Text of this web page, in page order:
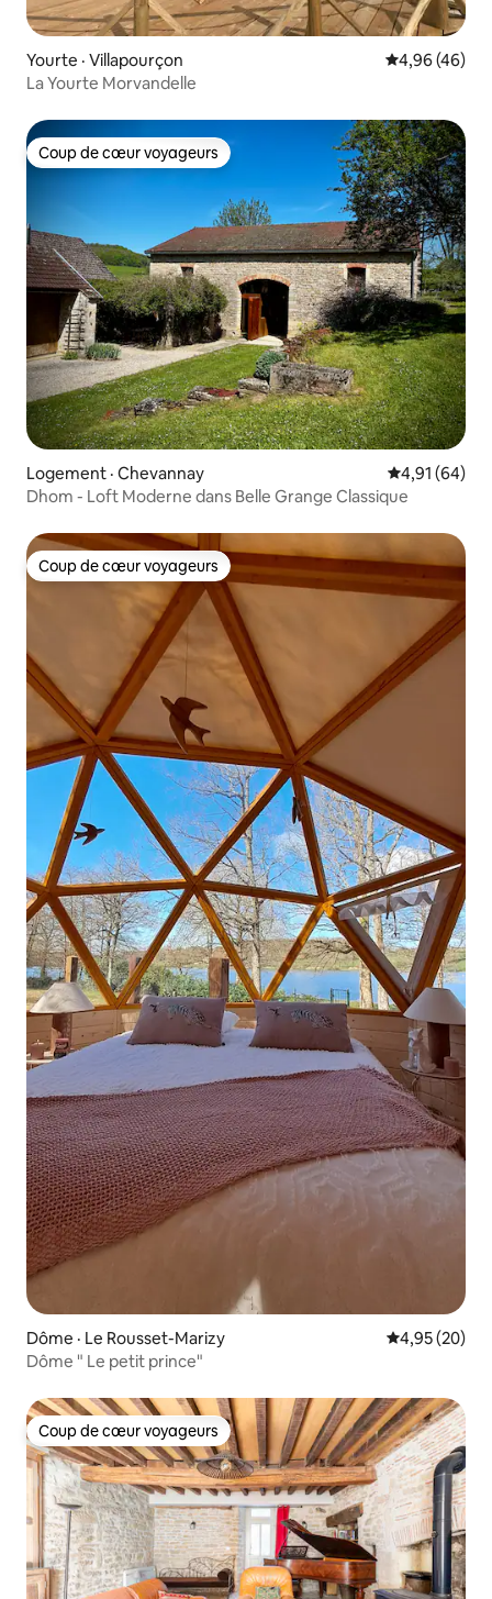
Yourte · Villapourçon Note
4,96 (46)
La Yourte Morvandelle
Coup de cœur voyageurs
Coup de cœur voyageurs
Logement · Chevannay Note
4,91 (64)
Dhom - Loft Moderne dans Belle Grange Classique
Coup de cœur voyageurs
Coup de cœur voyageurs
Dôme · Le Rousset-Marizy Note
4,95 (20)
Dôme " Le petit prince"
Coup de cœur voyageurs
Coup de cœur voyageurs